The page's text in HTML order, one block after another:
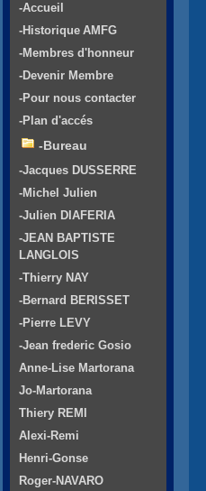
-Accueil
-Historique AMFG
-Membres d'honneur
-Devenir Membre
-Pour nous contacter
-Plan d'accés
-Bureau
-Jacques DUSSERRE
-Michel Julien
-Julien DIAFERIA
-JEAN BAPTISTE
LANGLOIS
-Thierry NAY
-Bernard BERISSET
-Pierre LEVY
-Jean frederic Gosio
Anne-Lise Martorana
Jo-Martorana
Thiery REMI
Alexi-Remi
Henri-Gonse
Roger-NAVARO